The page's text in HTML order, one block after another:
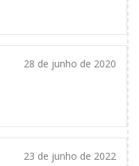
28 de junho de 2020
23 de junho de 2022